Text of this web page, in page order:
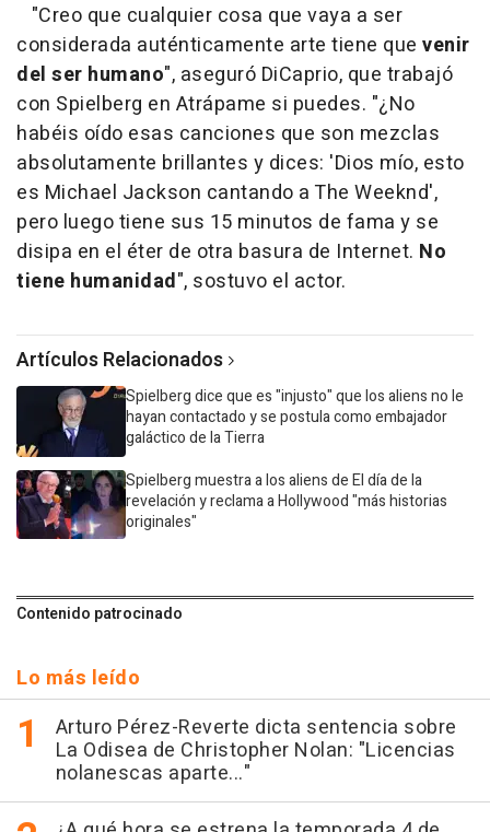
"Creo que cualquier cosa que vaya a ser
considerada auténticamente arte tiene que venir
del ser humano", aseguró DiCaprio, que trabajó
con Spielberg en Atrápame si puedes. "¿No
habéis oído esas canciones que son mezclas
absolutamente brillantes y dices: 'Dios mío, esto
es Michael Jackson cantando a The Weeknd',
pero luego tiene sus 15 minutos de fama y se
disipa en el éter de otra basura de Internet. No
tiene humanidad", sostuvo el actor.
Artículos Relacionados
Spielberg dice que es "injusto" que los aliens no le
hayan contactado y se postula como embajador
galáctico de la Tierra
Spielberg muestra a los aliens de El día de la
revelación y reclama a Hollywood "más historias
originales"
Contenido patrocinado
Lo más leído
Arturo Pérez-Reverte dicta sentencia sobre
La Odisea de Christopher Nolan: "Licencias
nolanescas aparte..."